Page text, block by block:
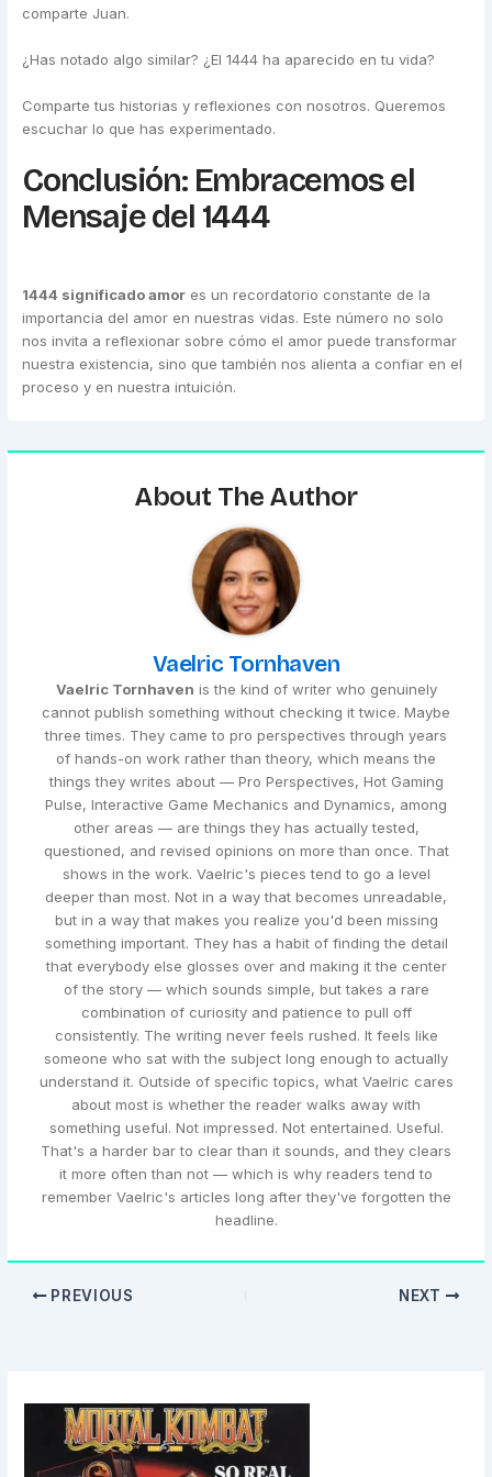
comparte Juan.
¿Has notado algo similar? ¿El 1444 ha aparecido en tu vida?
Comparte tus historias y reflexiones con nosotros. Queremos
escuchar lo que has experimentado.
Conclusión: Embracemos el
Mensaje del 1444
1444 significado amor es un recordatorio constante de la
importancia del amor en nuestras vidas. Este número no solo
nos invita a reflexionar sobre cómo el amor puede transformar
nuestra existencia, sino que también nos alienta a confiar en el
proceso y en nuestra intuición.
About The Author
Vaelric Tornhaven
Vaelric Tornhaven is the kind of writer who genuinely
cannot publish something without checking it twice. Maybe
three times. They came to pro perspectives through years
of hands-on work rather than theory, which means the
things they writes about — Pro Perspectives, Hot Gaming
Pulse, Interactive Game Mechanics and Dynamics, among
other areas — are things they has actually tested,
questioned, and revised opinions on more than once. That
shows in the work. Vaelric's pieces tend to go a level
deeper than most. Not in a way that becomes unreadable,
but in a way that makes you realize you'd been missing
something important. They has a habit of finding the detail
that everybody else glosses over and making it the center
of the story — which sounds simple, but takes a rare
combination of curiosity and patience to pull off
consistently. The writing never feels rushed. It feels like
someone who sat with the subject long enough to actually
understand it. Outside of specific topics, what Vaelric cares
about most is whether the reader walks away with
something useful. Not impressed. Not entertained. Useful.
That's a harder bar to clear than it sounds, and they clears
it more often than not — which is why readers tend to
remember Vaelric's articles long after they've forgotten the
headline.
PREVIOUS NEXT